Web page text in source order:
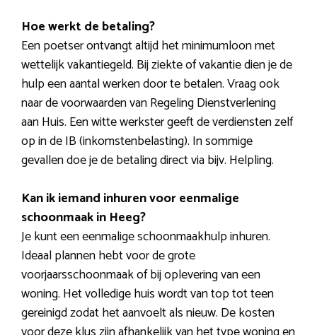
Hoe werkt de betaling?
Een poetser ontvangt altijd het minimumloon met
wettelijk vakantiegeld. Bij ziekte of vakantie dien je de
hulp een aantal werken door te betalen. Vraag ook
naar de voorwaarden van Regeling Dienstverlening
aan Huis. Een witte werkster geeft de verdiensten zelf
op in de IB (inkomstenbelasting). In sommige
gevallen doe je de betaling direct via bijv. Helpling.
Kan ik iemand inhuren voor eenmalige
schoonmaak in Heeg?
Je kunt een eenmalige schoonmaakhulp inhuren.
Ideaal plannen hebt voor de grote
voorjaarsschoonmaak of bij oplevering van een
woning. Het volledige huis wordt van top tot teen
gereinigd zodat het aanvoelt als nieuw. De kosten